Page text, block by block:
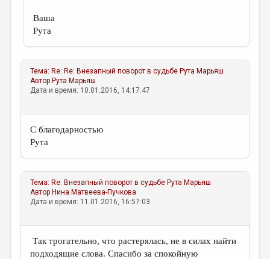
Ваша
Рута
Тема: Re: Re: Внезапный поворот в судьбе Рута Марьяш
Автор Рута Марьяш
Дата и время: 10.01.2016, 14:17:47
С благодарностью
Рута
Тема: Re: Внезапный поворот в судьбе Рута Марьяш
Автор Нина Матвеева-Пучкова
Дата и время: 11.01.2016, 16:57:03
Так трогательно, что растерялась, не в силах найти
подходящие слова. Спасибо за спокойную